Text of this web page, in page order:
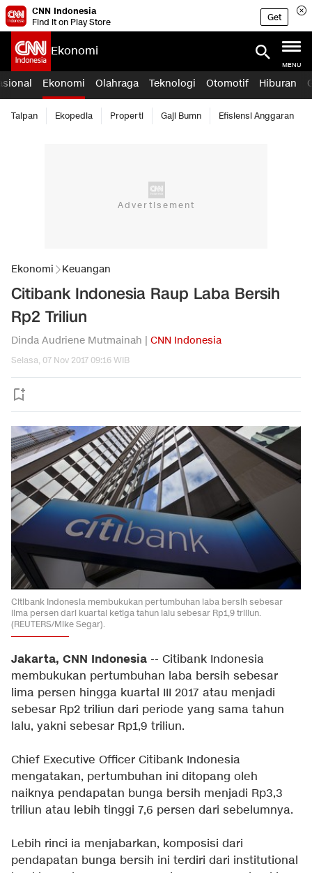
CNN Indonesia
Find it on Play Store
Get
Ekonomi
MENU
Ekonomi Olahraga Teknologi Otomotif Hiburan
Taipan Ekopedia Properti Gaji Bumn Efisiensi Anggaran
Ekonomi Keuangan
Citibank Indonesia Raup Laba Bersih
Rp2 Triliun
Dinda Audriene Mutmainah | CNN Indonesia
Selasa, 07 Nov 2017 09:16 WIB
Citibank Indonesia membukukan pertumbuhan laba bersih sebesar
lima persen dari kuartal ketiga tahun lalu sebesar Rp1,9 triliun.
(REUTERS/Mike Segar).
Jakarta, CNN Indonesia -- Citibank Indonesia
membukukan pertumbuhan laba bersih sebesar
lima persen hingga kuartal III 2017 atau menjadi
sebesar Rp2 triliun dari periode yang sama tahun
lalu, yakni sebesar Rp1,9 triliun.
Chief Executive Officer Citibank Indonesia
mengatakan, pertumbuhan ini ditopang oleh
naiknya pendapatan bunga bersih menjadi Rp3,3
triliun atau lebih tinggi 7,6 persen dari sebelumnya.
Lebih rinci ia menjabarkan, komposisi dari
pendapatan bunga bersih ini terdiri dari institutional